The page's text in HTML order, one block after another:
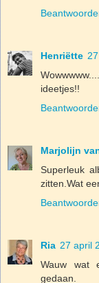
Henriëtte
ideetjes!!
Marjolijn
Superleuk
zitten.Wat
Ria 27 april
Wauw wat
gedaan.